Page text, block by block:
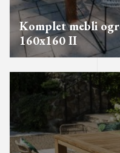
Komplet mebli
160x160 II